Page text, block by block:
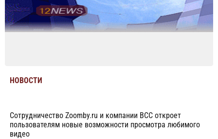
НОВОСТИ
Сотрудничество Zoomby.ru и компании BCC откроет
пользователям новые возможности просмотра любимого
видео